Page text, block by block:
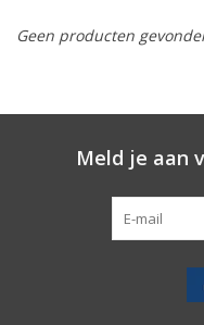
OUTDOOR
SALE
Geen producten
Meld je aan